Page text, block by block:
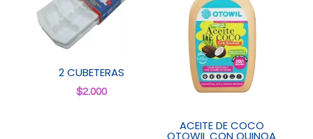
2 CUBETERAS
$2.000
ACEITE DE COCO
OTOWIL CON QUINOA